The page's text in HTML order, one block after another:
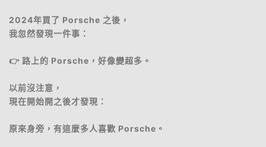
2024年買了 Porsche 之後，
我忽然發現一件事：
👉 路上的 Porsche，好像變超多。
以前沒注意，
現在開始開之後才發現：
原來身旁，有這麼多人喜歡 Porsche。